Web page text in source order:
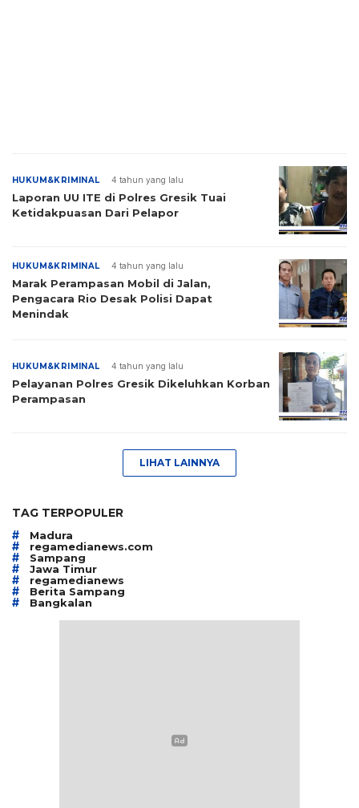
HUKUM&KRIMINAL 4 tahun yang lalu
Laporan UU ITE di Polres Gresik Tuai
Ketidakpuasan Dari Pelapor
HUKUM&KRIMINAL 4 tahun yang lalu
Marak Perampasan Mobil di Jalan,
Pengacara Rio Desak Polisi Dapat
Menindak
HUKUM&KRIMINAL 4 tahun yang lalu
Pelayanan Polres Gresik Dikeluhkan Korban
Perampasan
LIHAT LAINNYA
TAG TERPOPULER
# Madura
# regamedianews.com
# Sampang
# Jawa Timur
# regamedianews
# Berita Sampang
# Bangkalan